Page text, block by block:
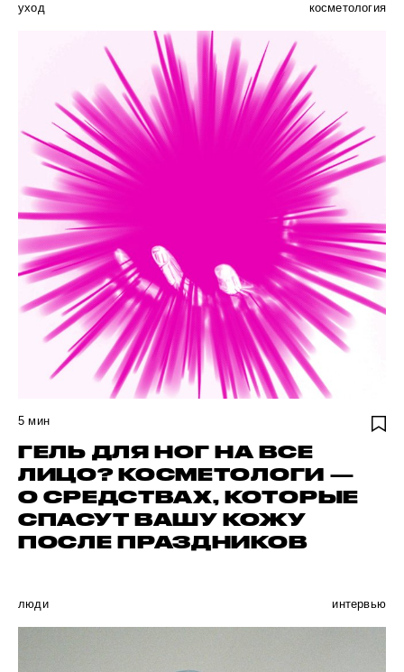
уход косметология
5 мин
ГЕЛЬ ДЛЯ НОГ НА ВСЕ
ЛИЦО? КОСМЕТОЛОГИ —
О СРЕДСТВАХ, КОТОРЫЕ
СПАСУТ ВАШУ КОЖУ
ПОСЛЕ ПРАЗДНИКОВ
люди интервью